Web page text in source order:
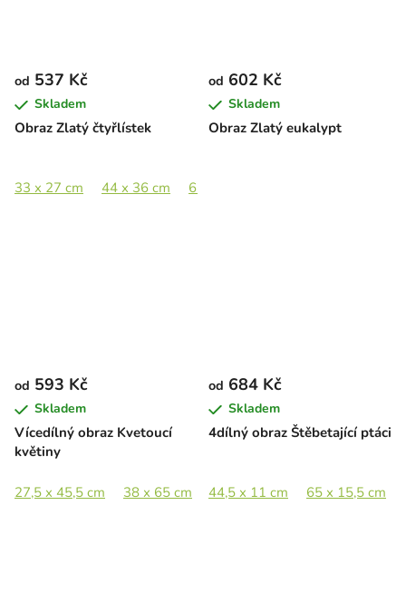
Obraz Zlatý čtyřlístek
od 537 Kč
Skladem
33 x 27 cm 44 x 36 cm 65 x 53 cm
Obraz Zlatý eukalypt
od 602 Kč
Skladem
Vícedílný obraz Kvetoucí
květiny
od 593 Kč
Skladem
27,5 x 45,5 cm 38 x 65 cm 52,5 x 89 cm 78 x 133 cm
4dílný obraz Štěbetající ptáci
od 684 Kč
Skladem
44,5 x 11 cm 65 x 15,5 cm